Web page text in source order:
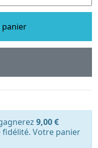
panier
9,00 €
Votre panier